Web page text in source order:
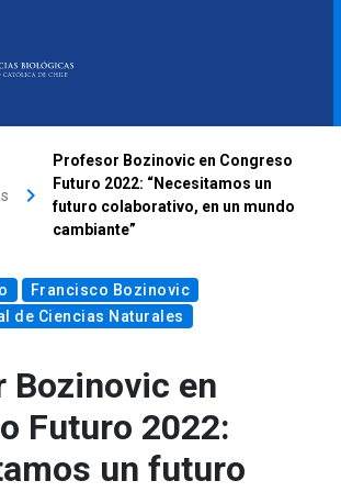
Donaciones launch Mi portal UC
search
keyboard_arrow_right
Profesor Bozinovic en Congreso
Futuro 2022: “Necesitamos un
futuro colaborativo, en un mundo
cambiante”
Francisco Bozinovic
de Ciencias Naturales
Bozinovic en
Futuro 2022:
un futuro